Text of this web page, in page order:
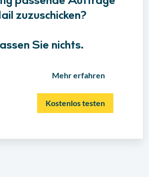
zuzuschicken?
Sie nichts.
Mehr erfahren
Kostenlos testen